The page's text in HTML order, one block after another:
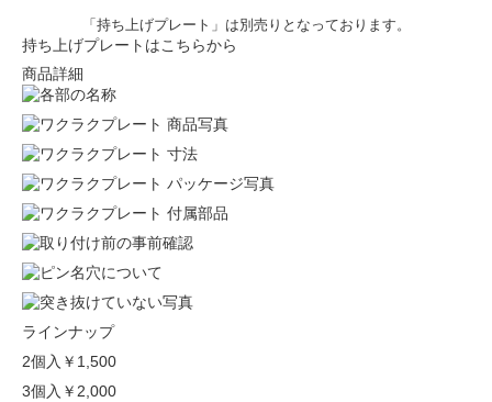
「持ち上げプレート」は別売りとなっております。
持ち上げプレートはこちらから
商品詳細
ラインナップ
2個入 ￥1,500
3個入 ￥2,000